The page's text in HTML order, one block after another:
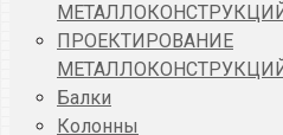
ПРОЕКТИРОВАНИЕ
Балки
Колонны